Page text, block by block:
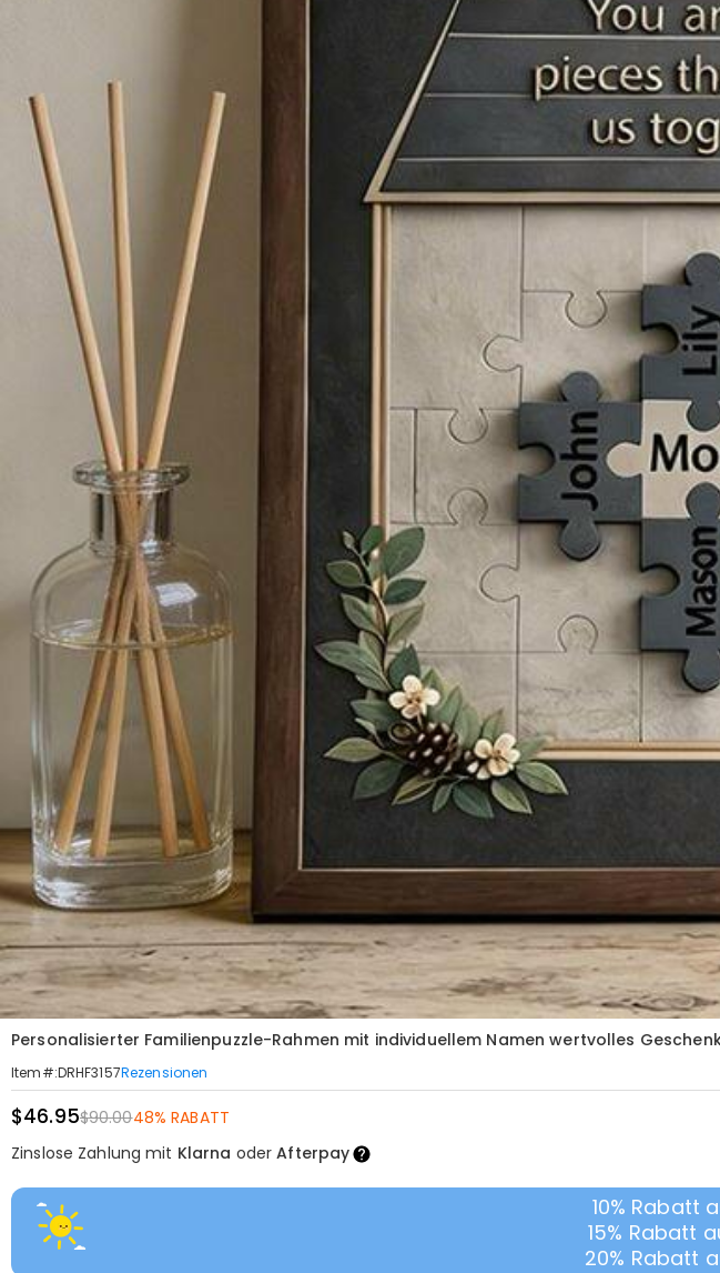
Personalisierter Familienpuzzle-Rahmen mit individuellem Namen wertvolles
Item#:DRHF3157Rezensionen
$46.95$90.0048% RABATT
Zinslose Zahlung mit Klarna oderAfterpay
10% Rabatt
15% Rabatt
20% Rabatt